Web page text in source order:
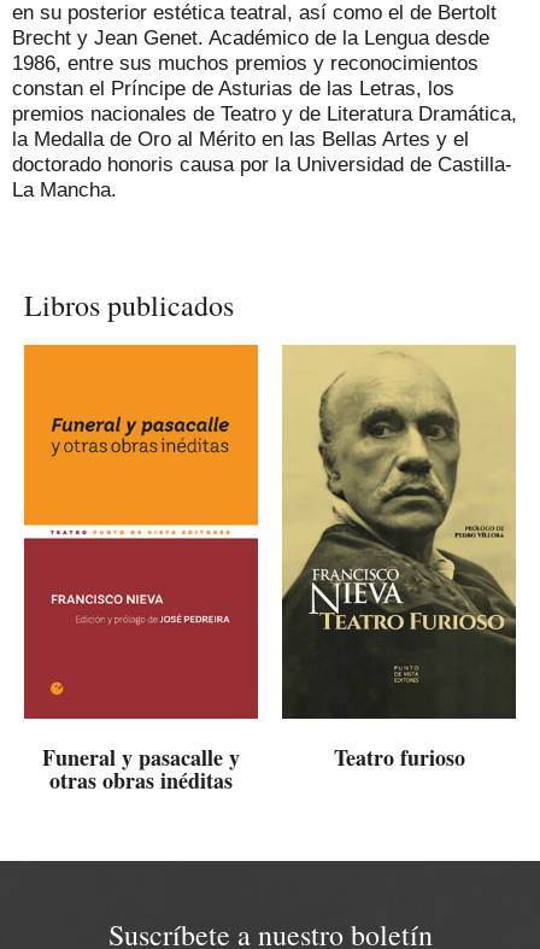
en su posterior estética teatral, así como el de Bertolt
Brecht y Jean Genet. Académico de la Lengua desde
1986, entre sus muchos premios y reconocimientos
constan el Príncipe de Asturias de las Letras, los
premios nacionales de Teatro y de Literatura Dramática,
la Medalla de Oro al Mérito en las Bellas Artes y el
doctorado honoris causa por la Universidad de Castilla-
La Mancha.
Libros publicados
Funeral y pasacalle y
otras obras inéditas
Teatro furioso
Suscríbete a nuestro boletín